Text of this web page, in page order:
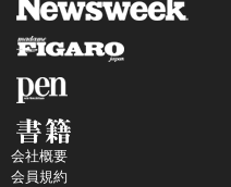
会社概要
会員規約